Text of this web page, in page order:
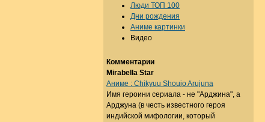
Люди ТОП 100
Дни рождения
Аниме картинки
Видео
Комментарии
Mirabella Star
Аниме : Chikyuu Shoujo Arujuna
Имя героини сериала - не "Арджина", а
Арджуна (в честь известного героя
индийской мифологии, который